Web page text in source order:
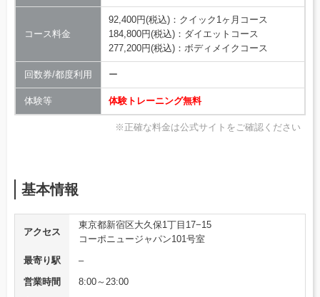
コース料金
92,400円(税込)：クイック1ヶ月コース
184,800円(税込)：ダイエットコース
277,200円(税込)：ボディメイクコース
回数券/都度利用 ー
体験等 体験トレーニング無料
※正確な料金は公式サイトをご確認ください
基本情報
アクセス
東京都新宿区大久保1丁目17−15
コーポニュージャパン101号室
最寄り駅
–
営業時間
8:00～23:00